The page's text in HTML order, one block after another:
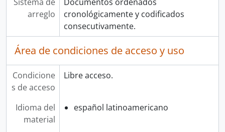
arreglo
cronológicamente y codificados
consecutivamente.
Área de condiciones de acceso y uso
Condicione
s de acceso
Libre acceso.
Idioma del
material
español latinoamericano